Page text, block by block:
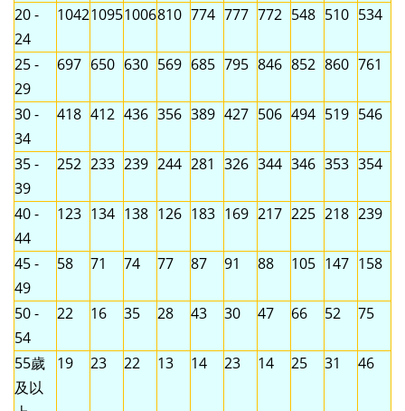
20 -
24
104210951006810 774 777 772 548 510 534
25 -
29
697 650 630 569 685 795 846 852 860 761
30 -
34
418 412 436 356 389 427 506 494 519 546
35 -
39
252 233 239 244 281 326 344 346 353 354
40 -
44
123 134 138 126 183 169 217 225 218 239
45 -
49
58 71 74 77 87 91 88 105 147 158
50 -
54
22 16 35 28 43 30 47 66 52 75
55歲
及以
19 23 22 13 14 23 14 25 31 46